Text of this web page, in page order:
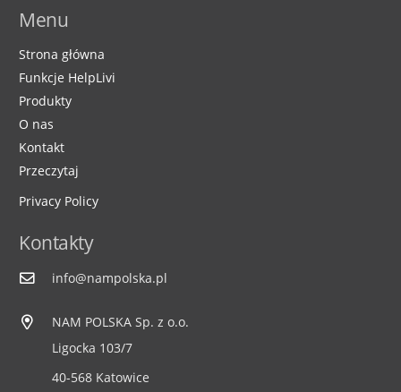
Menu
Strona główna
Funkcje HelpLivi
Produkty
O nas
Kontakt
Przeczytaj
Privacy Policy
Kontakty
info@nampolska.pl
NAM POLSKA Sp. z o.o.
Ligocka 103/7
40-568 Katowice